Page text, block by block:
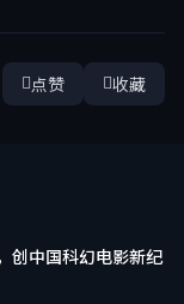
点赞 收藏
创中国科幻电影新纪